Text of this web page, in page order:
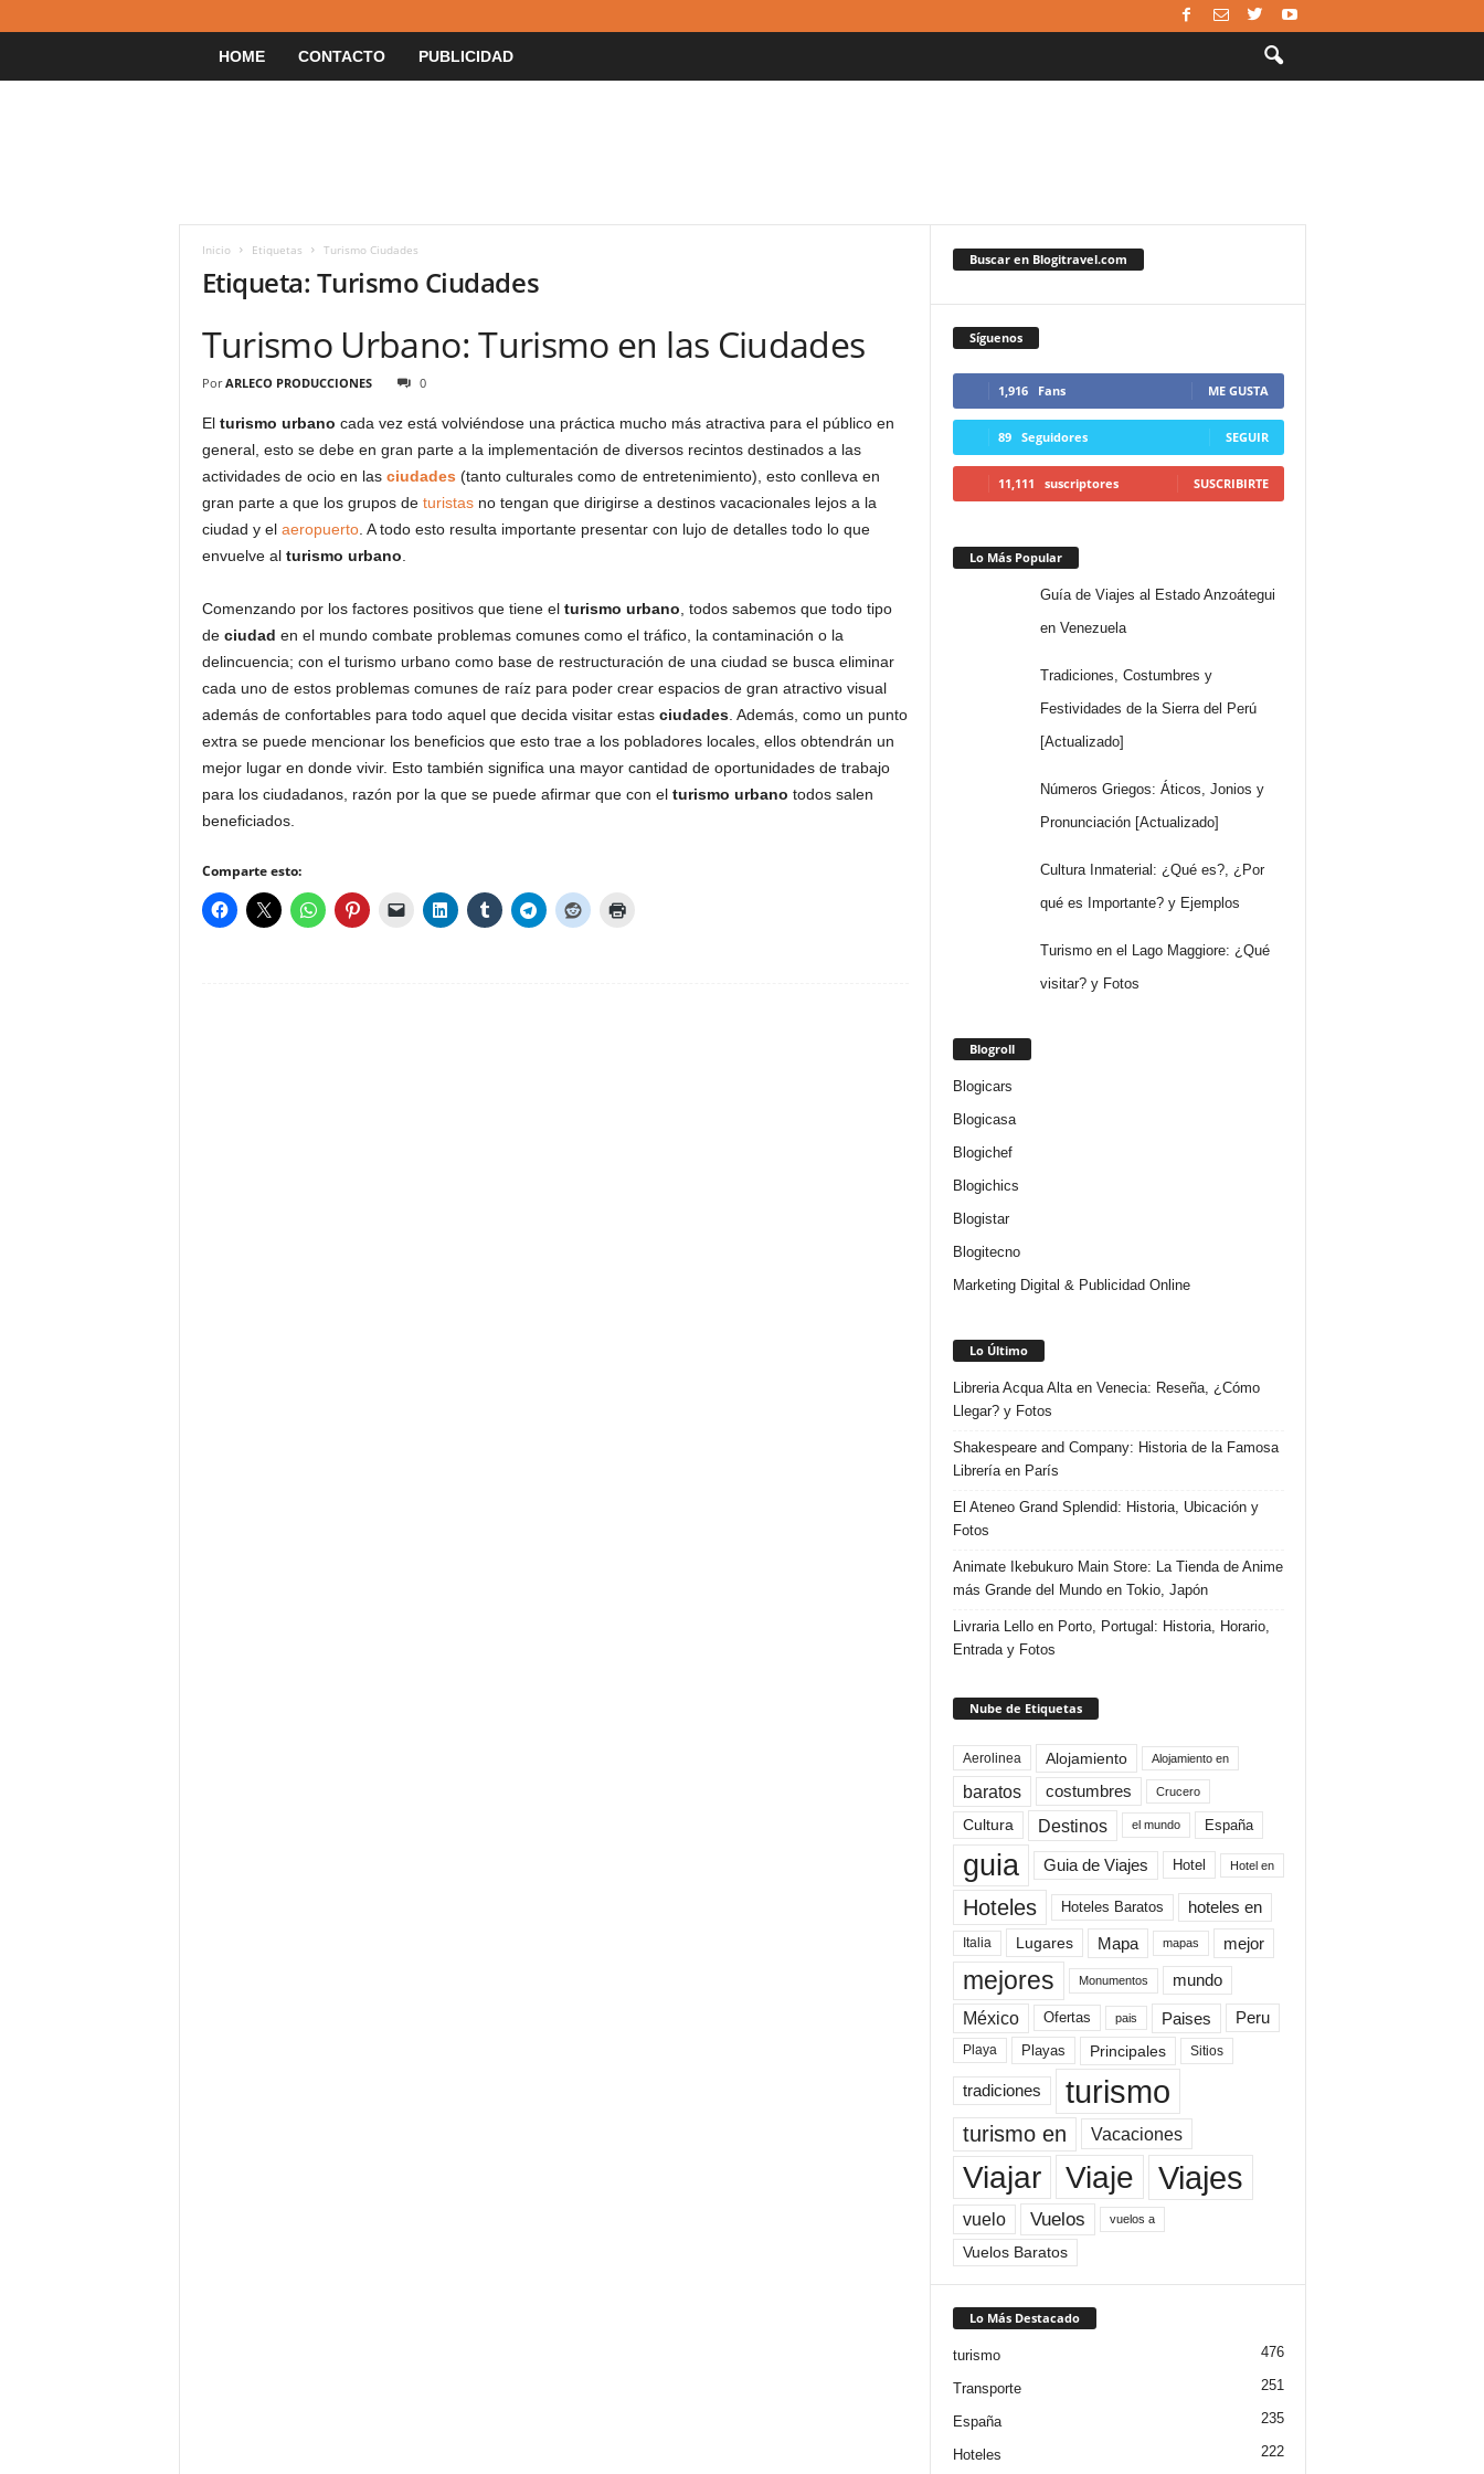
HOME CONTACTO PUBLICIDAD
Inicio Etiquetas Turismo Ciudades
Etiqueta: Turismo Ciudades
Turismo Urbano: Turismo en las Ciudades
Por ARLECO PRODUCCIONES 0
El turismo urbano cada vez está volviéndose una práctica mucho más atractiva para el público en
general, esto se debe en gran parte a la implementación de diversos recintos destinados a las
actividades de ocio en las ciudades (tanto culturales como de entretenimiento), esto conlleva en
gran parte a que los grupos de turistasno tengan que dirigirse a destinos vacacionales lejos a la
ciudad y el aeropuerto. A todo esto resulta importante presentar con lujo de detalles todo lo que
envuelve al turismo urbano
Comenzando por los factores positivos que tiene el turismo urbano , todos sabemos que todo tipo
de ciudad en el mundo combate problemas comunes como el tráfico, la contaminación o la
delincuencia; con el turismo urbano como base de restructuración de una ciudad se busca eliminar
cada uno de estos problemas comunes de raíz para poder crear espacios de gran atractivo visual
además de confortables para todo aquel que decida visitar estas ciudades. Además, como un punto
extra se puede mencionar los beneficios que esto trae a los pobladores locales, ellos obtendrán un
mejor lugar en donde vivir. Esto también significa una mayor cantidad de oportunidades de trabajo
para los ciudadanos, razón por la que se puede afirmar que con el turismo urbano todos salen
beneficiados.
Comparte esto:
Buscar en Blogitravel.com
Síguenos
1,916 Fans ME GUSTA
89 Seguidores SEGUIR
11,111 suscriptores SUSCRIBIRTE
Lo Más Popular
Guía de Viajes al Estado Anzoátegui
en Venezuela
Tradiciones, Costumbres y
Festividades de la Sierra del Perú
[Actualizado]
Números Griegos: Áticos, Jonios y
Pronunciación [Actualizado]
Cultura Inmaterial: ¿Qué es?, ¿Por
qué es Importante? y Ejemplos
Turismo en el Lago Maggiore: ¿Qué
visitar? y Fotos
Blogroll
Blogicars
Blogicasa
Blogichef
Blogichics
Blogistar
Blogitecno
Marketing Digital & Publicidad Online
Lo Último
Libreria Acqua Alta en Venecia: Reseña, ¿Cómo
Llegar? y Fotos
Shakespeare and Company: Historia de la Famosa
Librería en París
El Ateneo Grand Splendid: Historia, Ubicación y
Fotos
Animate Ikebukuro Main Store: La Tienda de Anime
más Grande del Mundo en Tokio, Japón
Livraria Lello en Porto, Portugal: Historia, Horario,
Entrada y Fotos
Nube de Etiquetas
Aerolinea Alojamiento Alojamiento en
baratos costumbres Crucero
Cultura Destinos el mundo España
guia Guia de Viajes Hotel Hotel en
Hoteles Hoteles Baratos hoteles en
Italia Lugares Mapa mapas mejor
mejores Monumentos mundo
México Ofertas pais Paises Peru
Playa Playas Principales Sitios
tradiciones turismo
turismo en Vacaciones
Viajar Viaje Viajes
vuelo Vuelos vuelos a
Vuelos Baratos
Lo Más Destacado
turismo 476
Transporte 251
España 235
Hoteles 222